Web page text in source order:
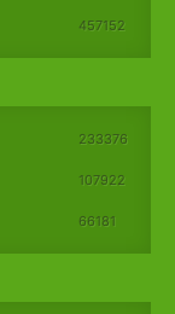
457152
233376
107922
66181